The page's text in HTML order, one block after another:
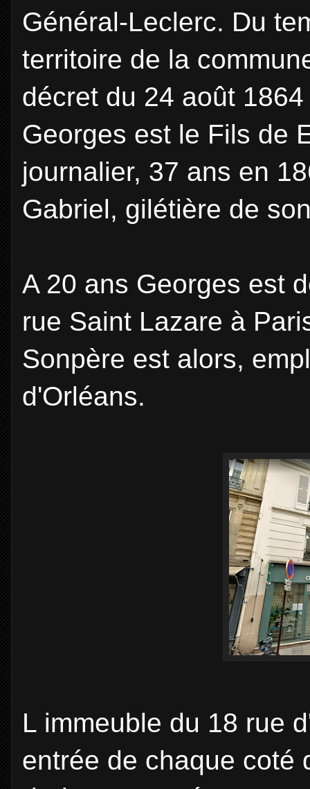
Général-Leclerc. Du
territoire de la
décret du 24 août
Georges est le Fils de
journalier, 37 ans en
Gabriel, gilétière de
A 20 ans Georges est
rue Saint Lazare à
Sonpère est alors,
d'Orléans.
L immeuble du 18 rue
entrée de chaque coté